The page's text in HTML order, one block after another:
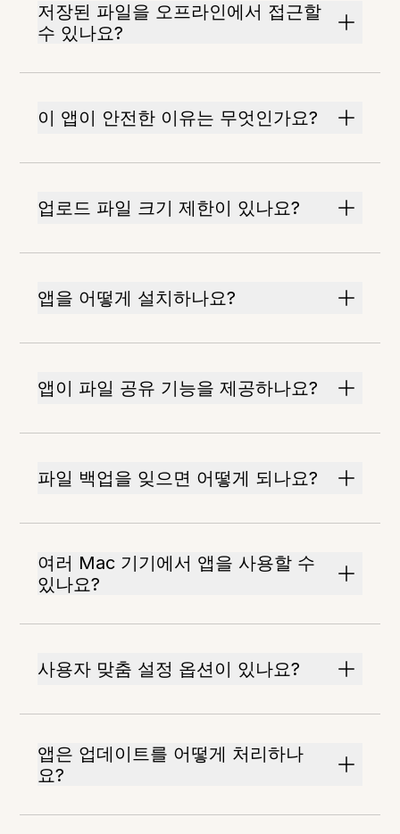
저장된 파일을 오프라인에서 접근할
수 있나요?
이 앱이 안전한 이유는 무엇인가요?
업로드 파일 크기 제한이 있나요?
앱을 어떻게 설치하나요?
앱이 파일 공유 기능을 제공하나요?
파일 백업을 잊으면 어떻게 되나요?
여러 Mac 기기에서 앱을 사용할 수
있나요?
사용자 맞춤 설정 옵션이 있나요?
앱은 업데이트를 어떻게 처리하나
요?